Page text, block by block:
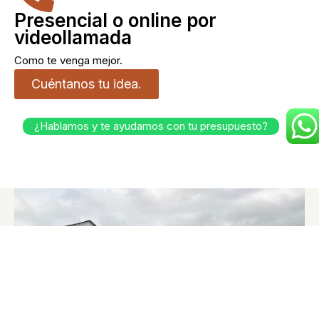
Presencial o online por
videollamada
Como te venga mejor.
Cuéntanos tu idea.
¿Hablamos y te ayudamos con tu presupuesto?